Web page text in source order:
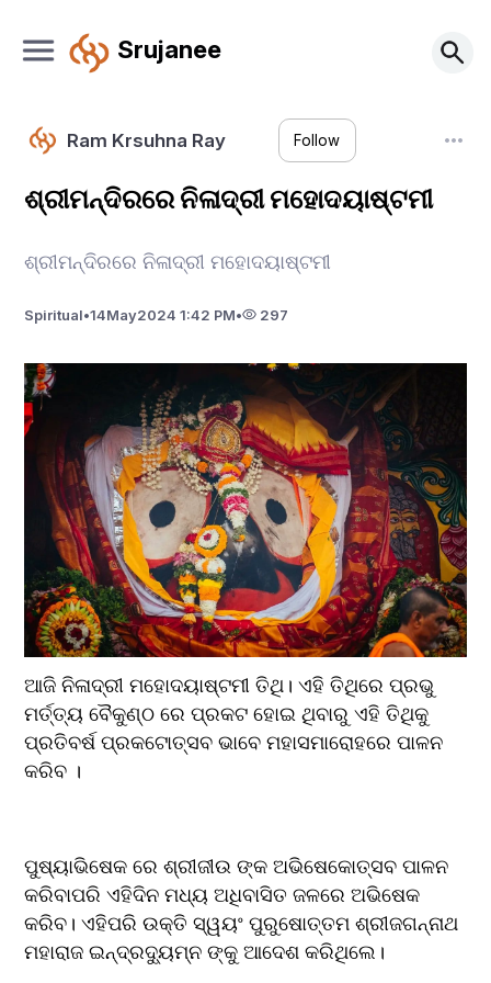
Srujanee
Ram Krsuhna Ray Follow
ଶ୍ରୀମନ୍ଦିରରେ ନିଳାଦ୍ରୀ ମହୋଦୟାଷ୍ଟମୀ
ଶ୍ରୀମନ୍ଦିରରେ ନିଳାଦ୍ରୀ ମହୋଦୟାଷ୍ଟମୀ
Spiritual•14May2024 1:42 PM• 297
ଆଜି ନିଳାଦ୍ରୀ ମହୋଦୟାଷ୍ଟମୀ ତିଥି। ଏହି ତିଥିରେ ପ୍ରଭୁ
ମର୍ତ୍ତ୍ୟ ବୈକୁଣ୍ଠ ରେ ପ୍ରକଟ ହୋଇ ଥିବାରୁ ଏହି ତିଥିକୁ
ପ୍ରତିବର୍ଷ ପ୍ରକଟୋତ୍ସବ ଭାବେ ମହାସମାରୋହରେ ପାଳନ
କରିବ ।
ପୁଷ୍ୟାଭିଷେକ ରେ ଶ୍ରୀଜୀଉ ଙ୍କ ଅଭିଷେକୋତ୍ସବ ପାଳନ
କରିବାପରି ଏହିଦିନ ମଧ୍ୟ ଅଧିବାସିତ ଜଳରେ ଅଭିଷେକ
କରିବ। ଏହିପରି ଉକ୍ତି ସ୍ୱୟଂ ପୁରୁଷୋତ୍ତମ ଶ୍ରୀଜଗନ୍ନାଥ
ମହାରାଜ ଇନ୍ଦ୍ରଦ୍ୟୁମ୍ନ ଙ୍କୁ ଆଦେଶ କରିଥିଲେ।